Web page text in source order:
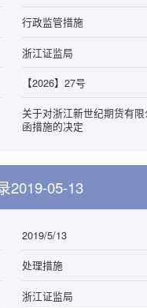
行政监管措施
浙江证监局
【2026】27号
关于对浙江新世纪期货有
函措施的决定
2019-05-13
2019/5/13
处理措施
浙江证监局